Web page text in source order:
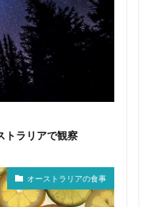
トラリアで観察
オーストラリアの食事